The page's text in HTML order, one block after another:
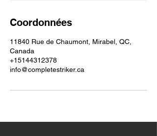
Coordonnées
11840 Rue de Chaumont, Mirabel, QC,
Canada
+15144312378
info@completestriker.ca